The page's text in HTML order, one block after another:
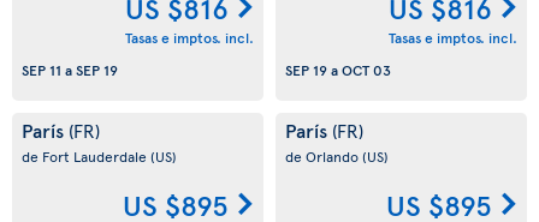
Tasas e imptos. incl.
SEP 11 aSEP 19
Tasas e imptos. incl.
SEP 19aOCT 03
París (FR)
de Fort Lauderdale (US)
US $895
París (FR)
de Orlando(US)
US $895